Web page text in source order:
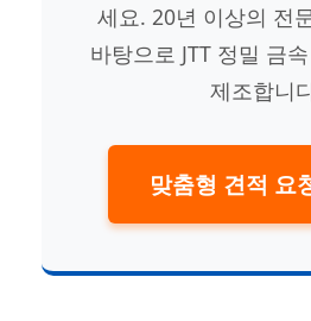
세요. 20년 이상의 전
바탕으로 JTT 정밀 금
제조합니
맞춤형 견적 요